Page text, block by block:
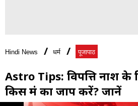
Hindi News धर्म पूजापाठ
Astro Tips: विपत्ति नाश के
किस मंत्र का जाप करें? जानें